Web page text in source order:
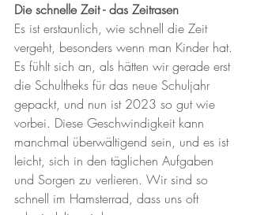
Die schnelle Zeit - das Zeitrasen
Es ist erstaunlich, wie schnell die Zeit
vergeht, besonders wenn man Kinder hat.
Es fühlt sich an, als hätten wir gerade erst
die Schultheks für das neue Schuljahr
gepackt, und nun ist 2023 so gut wie
vorbei. Diese Geschwindigkeit kann
manchmal überwältigend sein, und es ist
leicht, sich in den täglichen Aufgaben
und Sorgen zu verlieren. Wir sind so
schnell im Hamsterrad, dass uns oft